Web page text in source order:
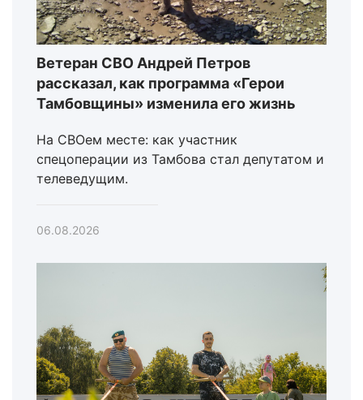
Ветеран СВО Андрей Петров
рассказал, как программа «Герои
Тамбовщины» изменила его жизнь
На СВОем месте: как участник
спецоперации из Тамбова стал депутатом и
телеведущим.
06.08.2026